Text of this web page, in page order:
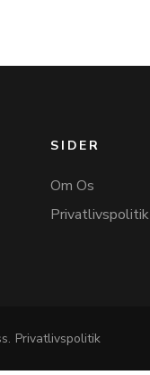
SIDER
Om Os
Privatlivspolitik
. Privatlivspolitik